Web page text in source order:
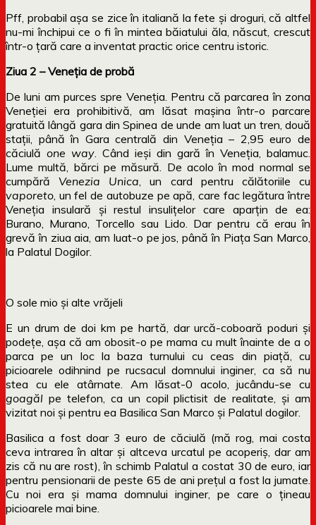
Pff, probabil așa se zice în italiană la fete și droguri, că altfel
nu-mi închipui ce o fi în mintea băiatului ăla, născut, crescut
într-o țară care a inventat practic orice centru istoric.
Ziua 2 – Veneția de probă
De luni am purces spre Veneția. Pentru că parcarea în zona
Veneției era prohibitivă, am lăsat mașina într-o parcare
gratuită lângă gara din Spinea de unde am luat un tren, două
stații, până în Gara centrală din Veneția – 2,95 euro de
căciulă one way . Când ieși din gară în Veneția, balamuc.
Lume multă, bărci pe măsură. De acolo în mod normal se
cumpărăVenezia Unica , un card pentru călătoriile cu
vaporeto , un fel de autobuze pe apă, care fac legătura între
Veneția insulară și restul insulițelor care aparțin de ea:
Burano, Murano, Torcello sau Lido. Dar pentru că erau în
grevă în ziua aia, am luat-o pe jos, până în Piața San Marco,
la Palatul Dogilor.
O sole mio și alte vrăjeli
E un drum de doi km pe hartă, dar urcă-coboară poduri și
podețe, așa că am obosit-o pe mama cu mult înainte de a o
parca pe un loc la baza turnului cu ceas din piață, cu
picioarele odihnind pe rucsacul domnului inginer, ca să nu
stea cu ele atârnate. Am lăsat-0 acolo, jucându-se cu
goagăl pe telefon, ca un copil plictisit de realitate, și am
vizitat noi și pentru ea Basilica San Marco și Palatul dogilor.
Basilica a fost doar 3 euro de căciulă (mă rog, mai costa
ceva intrarea în altar și altceva urcatul pe acoperiș, dar am
zis că nu are rost), în schimb Palatul a costat 30 de euro, iar
pentru pensionarii de peste 65 de ani prețul a fost la jumate.
Cu noi era și mama domnului inginer, pe care o țineau
picioarele mai bine.